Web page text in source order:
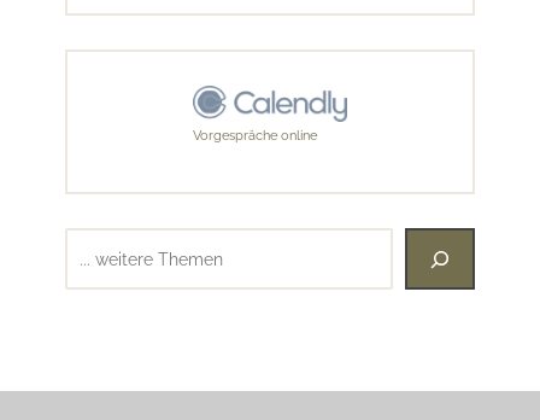
Vorgespräche online